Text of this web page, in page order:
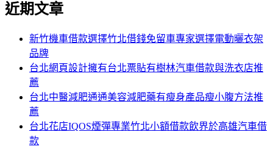
章:
關
近期文章
新竹機車借款選擇竹北借錢免留車專家選擇電動曬衣架
品牌
台北網頁設計擁有台北票貼有樹林汽車借款與洗衣店推
薦
台北中醫減肥通通美容減肥藥有瘦身產品瘦小腹方法推
薦
台北花店IQOS煙彈專業竹北小額借款飲界於高雄汽車借
款